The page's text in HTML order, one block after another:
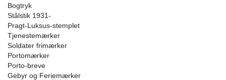
Bogtryk
Stålstik 1931-
Pragt-Luksus-stemplet
Tjenestemærker
Soldater frimærker
Portomærker
Porto-breve
Gebyr og Feriemærker